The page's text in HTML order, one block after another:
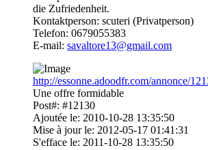
die Zufriedenheit.
Kontaktperson: scuteri (Privatperson)
Telefon: 0679055383
E-mail: savaltore13@gmail.com
http://essonne.adoodfr.com/annonce/
Une offre formidable
Post#: #12130
Ajoutée le: 2010-10-28 13:35:50
Mise à jour le: 2012-05-17 01:41:31
S'efface le: 2011-10-28 13:35:50